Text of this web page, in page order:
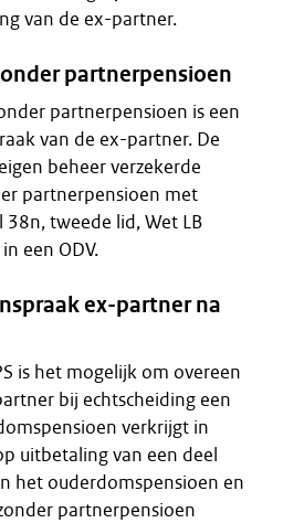
van de ex-partner.
partnerpensioen
partnerpensioen is een
van de ex-partner. De
beheer verzekerde
partnerpensioen met
tweede lid, Wet LB
een ODV.
ex-partner na
is het mogelijk om overeen
bij echtscheiding een
verkrijgt in
uitbetaling van een deel
het ouderdomspensioen en
partnerpensioen